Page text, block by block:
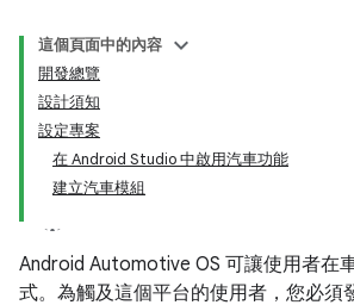
這個頁面中的內容
開發總覽
設計須知
設定專案
在 Android Studio 中啟用汽車功能
建立汽車模組
Android Automotive OS 可讓使用者在
式。為觸及這個平台的使用者，您必須